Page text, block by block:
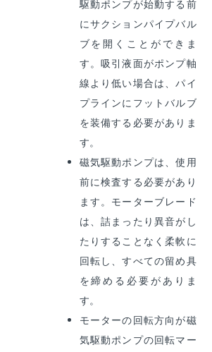
駆動ポンプが始動する前
にサクションパイプバル
ブを開くことができま
す。吸引液面がポンプ軸
線より低い場合は、パイ
プラインにフットバルブ
を装備する必要がありま
す。
磁気駆動ポンプは、使用
前に検査する必要があり
ます。モーターブレード
は、詰まったり異音がし
たりすることなく柔軟に
回転し、すべての留め具
を締める必要がありま
す。
モーターの回転方向が磁
気駆動ポンプの回転マー